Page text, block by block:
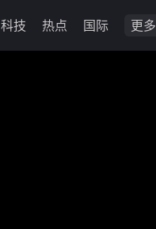
科技 热点 国际 更多